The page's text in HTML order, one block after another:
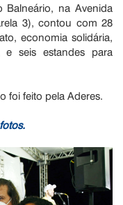
na Avenida
3), contou com 28
economia solidária,
e seis estandes para
foi feito pela Aderes.